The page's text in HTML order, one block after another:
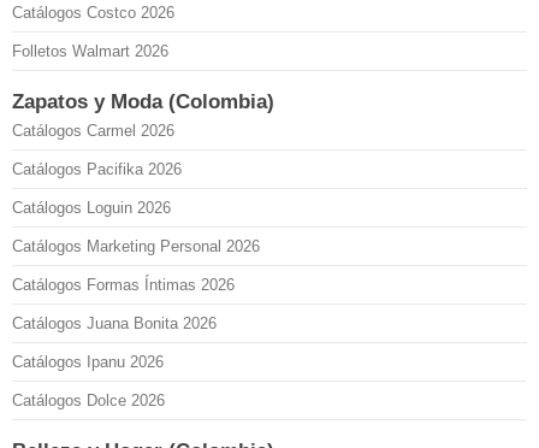
Catálogos Costco 2026
Folletos Walmart 2026
Zapatos y Moda (Colombia)
Catálogos Carmel 2026
Catálogos Pacifika 2026
Catálogos Loguin 2026
Catálogos Marketing Personal 2026
Catálogos Formas Íntimas 2026
Catálogos Juana Bonita 2026
Catálogos Ipanu 2026
Catálogos Dolce 2026